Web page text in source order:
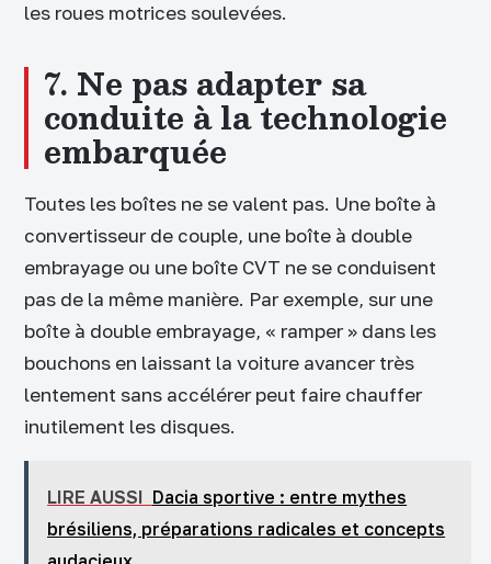
les roues motrices soulevées.
7. Ne pas adapter sa
conduite à la technologie
embarquée
Toutes les boîtes ne se valent pas. Une boîte à
convertisseur de couple, une boîte à double
embrayage ou une boîte CVT ne se conduisent
pas de la même manière. Par exemple, sur une
boîte à double embrayage, « ramper » dans les
bouchons en laissant la voiture avancer très
lentement sans accélérer peut faire chauffer
inutilement les disques.
LIRE AUSSI Dacia sportive : entre mythes
brésiliens, préparations radicales et concepts